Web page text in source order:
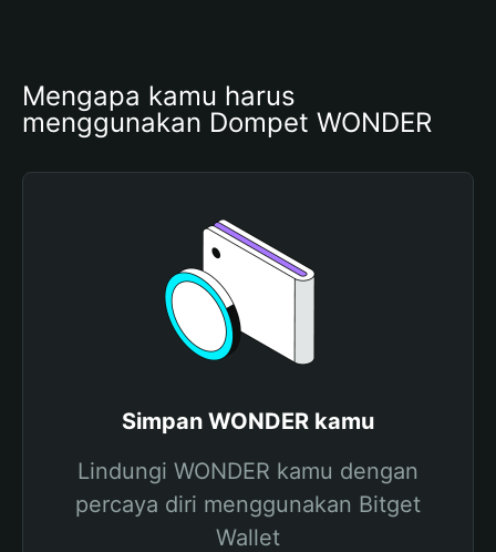
Mengapa kamu harus
menggunakan Dompet WONDER
Simpan WONDER kamu
Lindungi WONDER kamu dengan
percaya diri menggunakan Bitget
Wallet